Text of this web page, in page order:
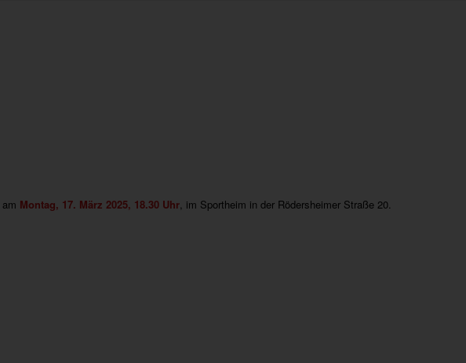
am Montag, 17. März 2025, 18.30 Uhr, im Sportheim in der Rödersheimer Straße 20.